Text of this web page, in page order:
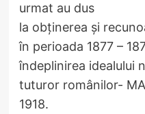
urmat au dus
la obţinerea şi
în perioada 1877 –
îndeplinirea idealului
tuturor românilor-
1918.